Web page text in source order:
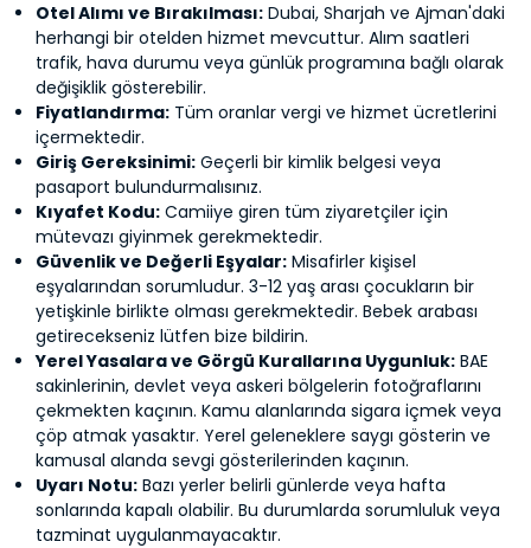
Otel Alımı ve Bırakılması: Dubai, Sharjah ve Ajman'daki
herhangi bir otelden hizmet mevcuttur. Alım saatleri
trafik, hava durumu veya günlük programına bağlı olarak
değişiklik gösterebilir.
Fiyatlandırma: Tüm oranlar vergi ve hizmet ücretlerini
içermektedir.
Giriş Gereksinimi: Geçerli bir kimlik belgesi veya
pasaport bulundurmalısınız.
Kıyafet Kodu: Camiiye giren tüm ziyaretçiler için
mütevazı giyinmek gerekmektedir.
Güvenlik ve Değerli Eşyalar: Misafirler kişisel
eşyalarından sorumludur. 3-12 yaş arası çocukların bir
yetişkinle birlikte olması gerekmektedir. Bebek arabası
getirecekseniz lütfen bize bildirin.
Yerel Yasalara ve Görgü Kurallarına Uygunluk: BAE
sakinlerinin, devlet veya askeri bölgelerin fotoğraflarını
çekmekten kaçının. Kamu alanlarında sigara içmek veya
çöp atmak yasaktır. Yerel geleneklere saygı gösterin ve
kamusal alanda sevgi gösterilerinden kaçının.
Uyarı Notu: Bazı yerler belirli günlerde veya hafta
sonlarında kapalı olabilir. Bu durumlarda sorumluluk veya
tazminat uygulanmayacaktır.